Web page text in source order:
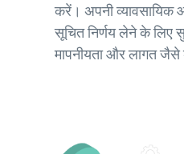
करें। अपनी
सूचित निर्णय लेने के लिए
मापनीयता और लागत जैसे